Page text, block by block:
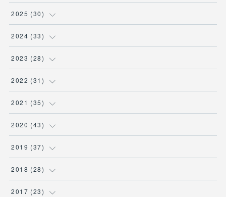
(3)
(1)
(2)
(1 )
2025 (30)
(5)
(3)
(2 )
(4)
2024 (33)
(5)
(1 )
(2)
(6)
2023 (28)
(3 )
(2)
(2)
(3)
2022 (31 )
(1)
(3)
(3)
(2)
2021 (35)
(1)
(4)
(1)
(1)
2020 (43)
(3)
(4)
(3)
2019 (37)
(4)
(5)
2018 (28)
(1)
2017 (23)